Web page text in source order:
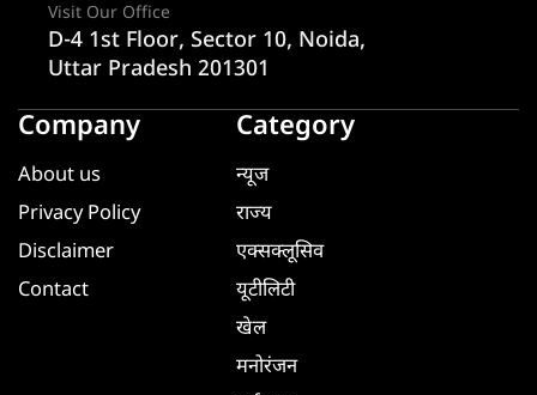
Visit Our Office
D-4 1st Floor, Sector 10, Noida,
Uttar Pradesh 201301
Company
About us
Privacy Policy
Disclaimer
Contact
Category
न्यूज
राज्य
एक्सक्लूसिव
यूटीलिटी
खेल
मनोरंजन